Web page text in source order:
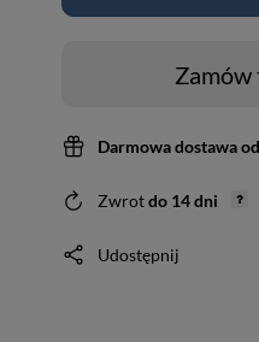
Zamów
Darmowa dostawaod
Zwrotdo 14dni
Udostępnij